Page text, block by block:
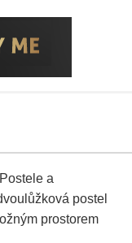
Postele a
postel
prostorem